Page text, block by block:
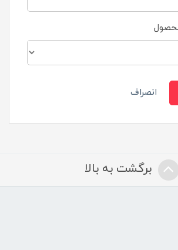
انصراف
برگشت به بالا